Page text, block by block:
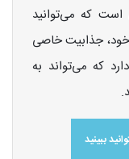
است که می‌توانید
جذابیت خاصی
که می‌تواند به
ببینید